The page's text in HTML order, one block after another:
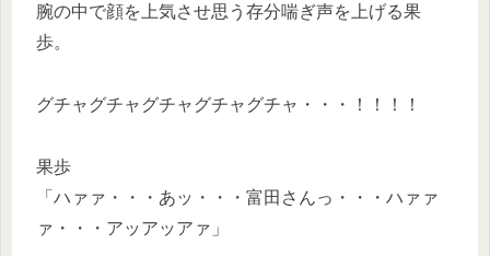
腕の中で顔を上気させ思う存分喘ぎ声を上げる果
歩。
グチャグチャグチャグチャグチャ・・・！！！！
果歩
「ハァァ・・・あッ・・・富田さんっ・・・ハァァ
ァ・・・アッアッアァ」